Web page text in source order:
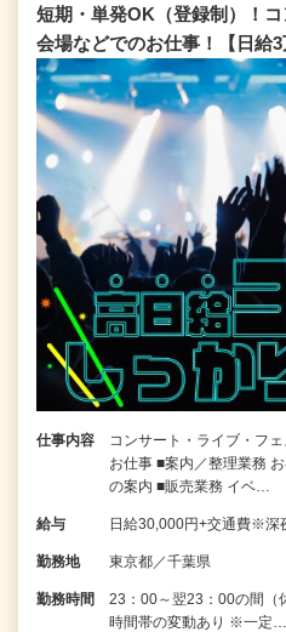
短期・単発OK（登録制）！
会場などでのお仕事！【日給3
仕事内容
コンサート・ライブ・フ
お仕事 ■案内／整理業務
の案内 ■販売業務 イベ…
給与 日給30,000円+交通費※深
勤務地 東京都／千葉県
勤務時間
23：00～翌23：00の間（
時間帯の変動あり ※一定…